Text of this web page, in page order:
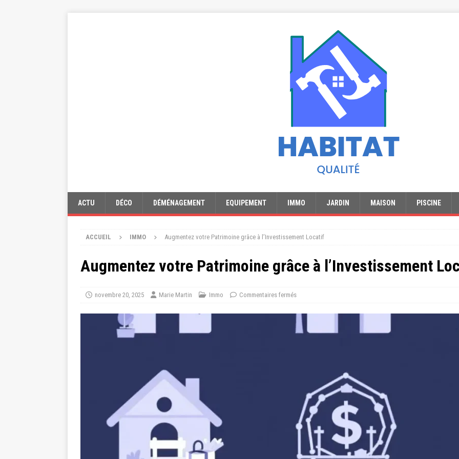
ACTU DÉCO DÉMÉNAGEMENT EQUIPEMENT IMMO JARDIN MAISON PISCINE
ACCUEIL IMMO Augmentez votre Patrimoine grâce à l’Investissement Locatif
Augmentez votre Patrimoine grâce à l’Investissement
novembre 20, 2025 Marie Martin Immo Commentaires fermés